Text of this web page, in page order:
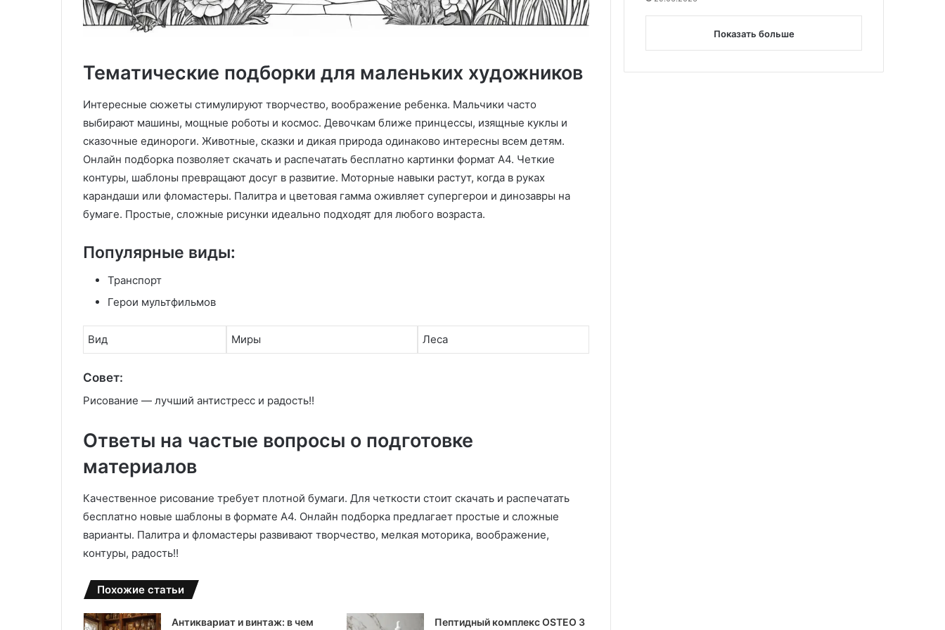
Тематические подборки для маленьких художников
Интересные сюжеты стимулируют творчество, воображение ребенка. Мальчики часто
выбирают машины, мощные роботы и космос. Девочкам ближе принцессы, изящные куклы и
сказочные единороги. Животные, сказки и дикая природа одинаково интересны всем детям.
Онлайн подборка позволяет скачать и распечатать бесплатно картинки формат А4. Четкие
контуры, шаблоны превращают досуг в развитие. Моторные навыки растут, когда в руках
карандаши или фломастеры. Палитра и цветовая гамма оживляет супергерои и динозавры на
бумаге. Простые, сложные рисунки идеально подходят для любого возраста.
Популярные виды:
Транспорт
Герои мультфильмов
Вид Миры Леса
Совет:
Рисование — лучший антистресс и радость!!
Ответы на частые вопросы о подготовке
материалов
Качественное рисование требует плотной бумаги. Для четкости стоит скачать и распечатать
бесплатно новые шаблоны в формате А4. Онлайн подборка предлагает простые и сложные
варианты. Палитра и фломастеры развивают творчество, мелкая моторика, воображение,
контуры, радость!!
Похожие статьи
Антиквариат и винтаж: в чем Пептидный комплекс OSTEO 3
Показать больше